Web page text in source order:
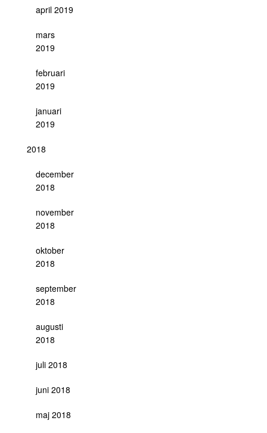
april 2019
mars
2019
februari
2019
januari
2019
2018
december
2018
november
2018
oktober
2018
september
2018
augusti
2018
juli 2018
juni 2018
maj 2018